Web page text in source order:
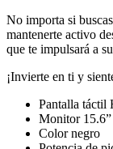
No importa si
mantenerte activo
que te impulsará a
¡Invierte en ti y
Pantalla táctil
Monitor
Color negro